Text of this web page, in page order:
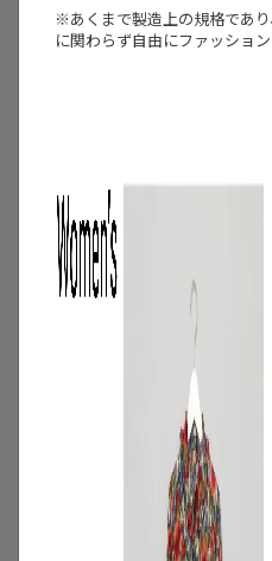
コーディネ
【甘シャ
夏コーデ
選
※あくまで製造上の規格であ
に関わらず自由にファッショ